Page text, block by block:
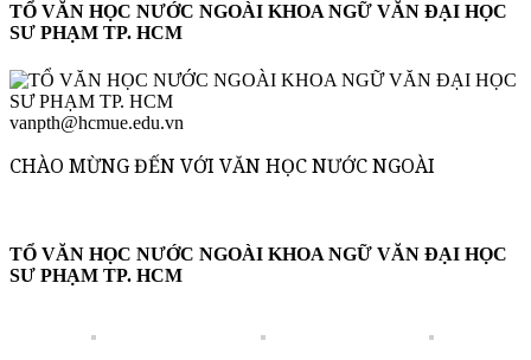
TỔ VĂN HỌC NƯỚC NGOÀI KHOA NGỮ VĂN ĐẠI HỌC
SƯ PHẠM TP. HCM
vanpth@hcmue.edu.vn
CHÀO MỪNG ĐẾN VỚI VĂN HỌC NƯỚC NGOÀI
TỔ VĂN HỌC NƯỚC NGOÀI KHOA NGỮ VĂN ĐẠI HỌC
SƯ PHẠM TP. HCM